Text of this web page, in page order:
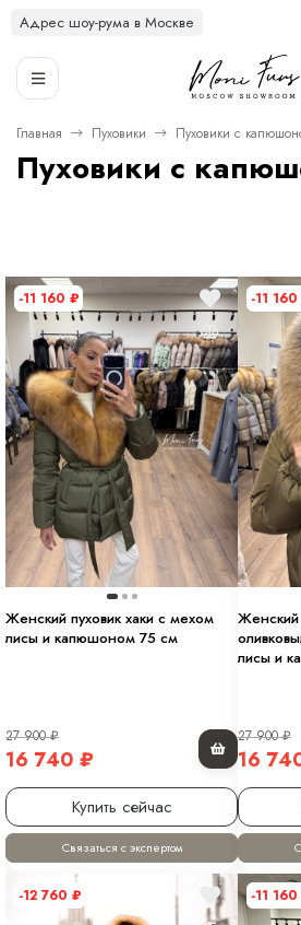
Адрес шоу-рума в Москве
Главная Пуховики Пуховики с
Пуховики с
-11 160 ₽
Женский пуховик хаки с мехом
лисы и капюшоном 75 см
27 900₽
16 740 ₽
Купить сейчас
Связаться с экспертом
-11 160
Женский
лисы и
27 900₽
16
-12 760 ₽ -11 160